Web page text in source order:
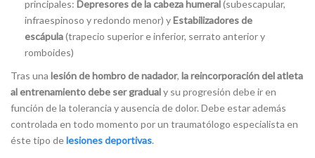
principales: Depresores de la cabeza humeral(subescapular,
infraespinoso y redondo menor) yEstabilizadores de
escápula(trapecio superior e inferior, serrato anterior y
romboides)
Tras una lesión de hombro de nadador, la reincorporación del atleta
al entrenamiento debe ser gradualy su progresión debe ir en
función de la tolerancia y ausencia de dolor. Debe estar además
controlada en todo momento por un traumatólogo especialista en
éste tipo delesiones deportivas.